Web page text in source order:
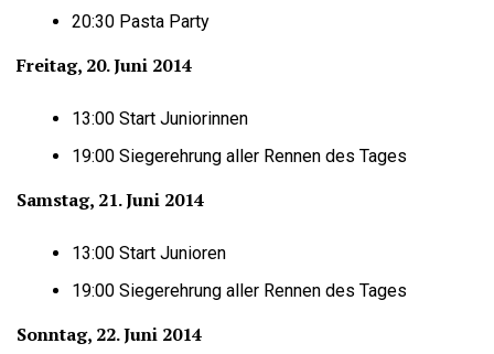
20:30 Pasta Party
Freitag, 20. Juni 2014
13:00 Start Juniorinnen
19:00 Siegerehrung aller Rennen des Tages
Samstag, 21. Juni 2014
13:00 Start Junioren
19:00 Siegerehrung aller Rennen des Tages
Sonntag, 22. Juni 2014